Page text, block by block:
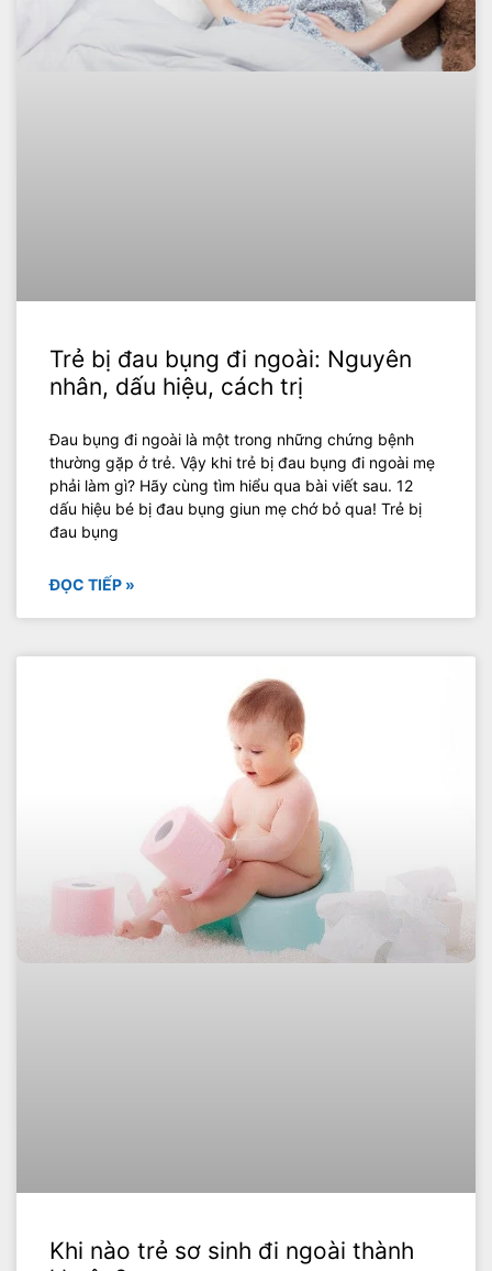
Trẻ bị đau bụng đi ngoài: Nguyên
nhân, dấu hiệu, cách trị
Đau bụng đi ngoài là một trong những chứng bệnh
thường gặp ở trẻ. Vậy khi trẻ bị đau bụng đi ngoài mẹ
phải làm gì? Hãy cùng tìm hiểu qua bài viết sau. 12
dấu hiệu bé bị đau bụng giun mẹ chớ bỏ qua! Trẻ bị
đau bụng
ĐỌC TIẾP »
Khi nào trẻ sơ sinh đi ngoài thành